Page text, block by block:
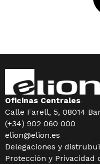
Oficinas Centrales
Calle Farell, 5, 08014
(+34) 902 060 000
elion@elion.es
Delegaciones y
Protección y Privacidad